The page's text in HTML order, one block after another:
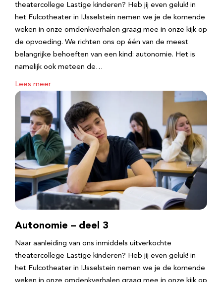
theatercollege Lastige kinderen? Heb jij even geluk! in
het Fulcotheater in IJsselstein nemen we je de komende
weken in onze omdenkverhalen graag mee in onze kijk op
de opvoeding. We richten ons op één van de meest
belangrijke behoeften van een kind: autonomie. Het is
namelijk ook meteen de…
Lees meer
Autonomie – deel 3
Naar aanleiding van ons inmiddels uitverkochte
theatercollege Lastige kinderen? Heb jij even geluk! in
het Fulcotheater in IJsselstein nemen we je de komende